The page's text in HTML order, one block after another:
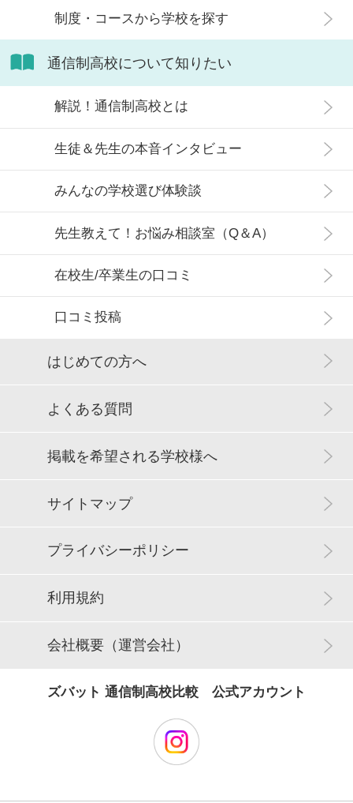
制度・コースから学校を探す
通信制高校について知りたい
解説！通信制高校とは
生徒＆先生の本音インタビュー
みんなの学校選び体験談
先生教えて！お悩み相談室（Q＆A）
在校生/卒業生の口コミ
口コミ投稿
はじめての方へ
よくある質問
掲載を希望される学校様へ
サイトマップ
プライバシーポリシー
利用規約
会社概要（運営会社）
ズバット 通信制高校比較 公式アカウント